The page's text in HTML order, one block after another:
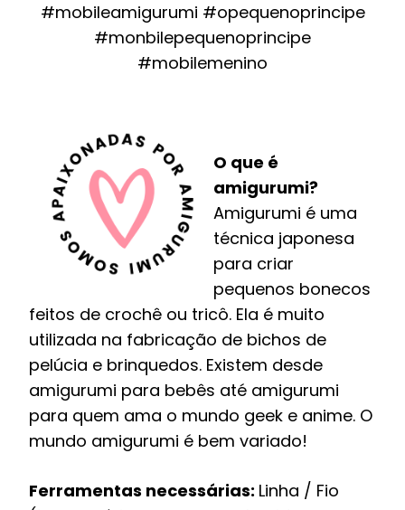
#mobileamigurumi #opequenoprincipe
#monbilepequenoprincipe
#mobilemenino
O que é
amigurumi?
Amigurumi é uma
técnica japonesa
para criar
pequenos bonecos
feitos de crochê ou tricô. Ela é muito
utilizada na fabricação de bichos de
pelúcia e brinquedos. Existem desde
amigurumi para bebês até amigurumi
para quem ama o mundo geek e anime. O
mundo amigurumi é bem variado!
Ferramentas necessárias: Linha / Fio